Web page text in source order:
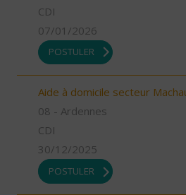
CDI
07/01/2026
POSTULER
Aide à domicile secteur
08 - Ardennes
CDI
30/12/2025
POSTULER